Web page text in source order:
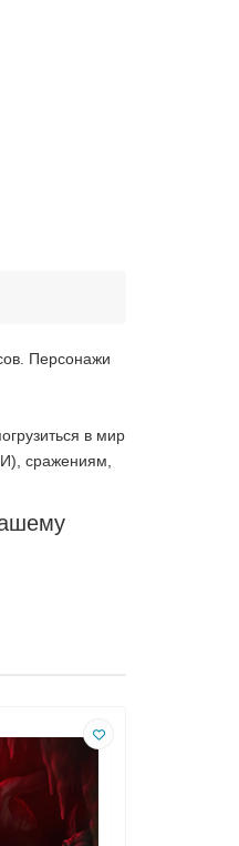
Персонажи
в мир
сражениям,